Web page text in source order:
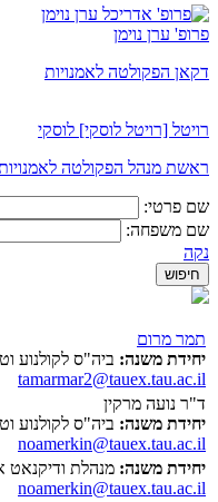
פרופ' ערן נוימן
דקאן הפקולטה לאמנויות
רויטל [רויטל לוסקי] לוסקי
ראשת מנהל הפקולטה
שם פרטי:
שם משפחה:
נקה
תמר מרום
יחידת משנה: ביה"ס לקולנוע
tamarmar2@tauex.tau.ac.il
ד"ר נועה מרקין
יחידת משנה: ביה"ס לקולנוע
noamerkin@tauex.tau.ac.il
יחידת משנה: מנהלת ודיקנאט
noamerkin@tauex.tau.ac.il